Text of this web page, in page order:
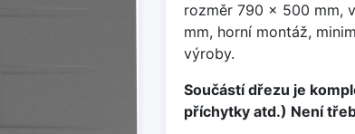
rozměr 790 x 500 mm,
mm, horní montáž,
výroby.
Součástí dřezu je
příchytky atd.) Není